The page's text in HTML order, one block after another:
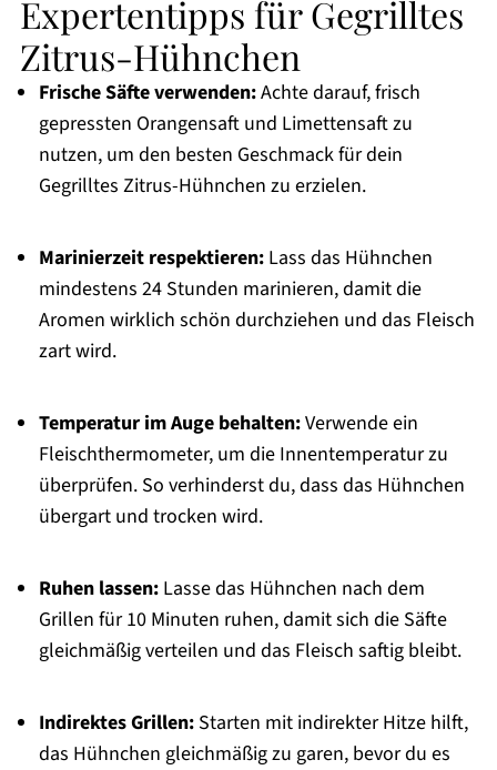
Expertentipps für Gegrilltes
Zitrus-Hühnchen
Frische Säfte verwenden:Achte darauf, frisch
gepressten Orangensaft und Limettensaft zu
nutzen, um den besten Geschmack für dein
Gegrilltes Zitrus-Hühnchen zu erzielen.
Marinierzeit respektieren:Lass das Hühnchen
mindestens 24 Stunden marinieren, damit die
Aromen wirklich schön durchziehen und das Fleisch
zart wird.
Temperatur im Auge behalten:Verwende ein
Fleischthermometer, um die Innentemperatur zu
überprüfen. So verhinderst du, dass das Hühnchen
übergart und trocken wird.
Ruhen lassen:Lasse das Hühnchen nach dem
Grillen für 10 Minuten ruhen, damit sich die Säfte
gleichmäßig verteilen und das Fleisch saftig bleibt.
Indirektes Grillen:Starten mit indirekter Hitze hilft,
das Hühnchen gleichmäßig zu garen, bevor du es